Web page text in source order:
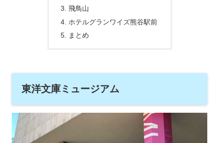
飛鳥山
ホテルグランワイズ熊谷駅前
まとめ
東洋文庫ミュージアム